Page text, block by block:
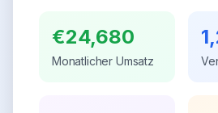
€24,680
Monatlicher Umsatz